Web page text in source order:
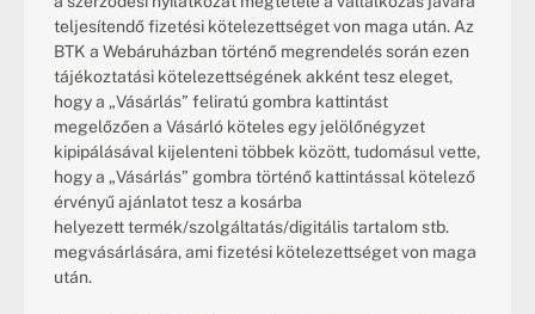
teljesítendő fizetési kötelezettséget von maga után. Az
BTK a Webáruházban történő megrendelés során ezen
tájékoztatási kötelezettségének akként tesz eleget,
hogy a „Vásárlás” feliratú gombra kattintást
megelőzően a Vásárló köteles egy jelölőnégyzet
kipipálásával kijelenteni többek között, tudomásul vette,
hogy a „Vásárlás” gombra történő kattintással kötelező
érvényű ajánlatot tesz a kosárba
helyezett termék/szolgáltatás/digitális tartalom stb.
megvásárlására, ami fizetési kötelezettséget von maga
után.